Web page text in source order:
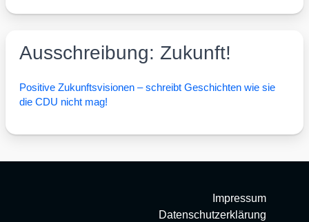
Ausschreibung: Zukunft!
Posi­ti­ve Zukunfts­vi­sio­nen – schreibt Geschich­ten wie sie
die CDU nicht mag!
Impressum
Datenschutzerklärung